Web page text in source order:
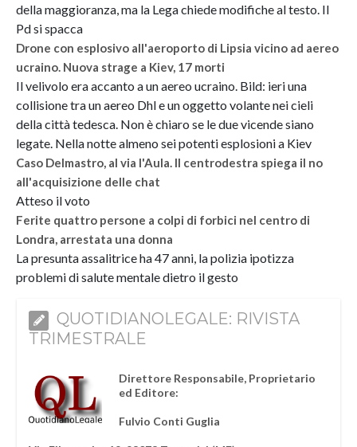
della maggioranza, ma la Lega chiede modifiche al testo. Il
Pd si spacca
Drone con esplosivo all'aeroporto di Lipsia vicino ad aereo
ucraino. Nuova strage a Kiev, 17 morti
Il velivolo era accanto a un aereo ucraino. Bild: ieri una
collisione tra un aereo Dhl e un oggetto volante nei cieli
della città tedesca. Non è chiaro se le due vicende siano
legate. Nella notte almeno sei potenti esplosioni a Kiev
Caso Delmastro, al via l'Aula. Il centrodestra spiega il no
all'acquisizione delle chat
Atteso il voto
Ferite quattro persone a colpi di forbici nel centro di
Londra, arrestata una donna
La presunta assalitrice ha 47 anni, la polizia ipotizza
problemi di salute mentale dietro il gesto
QUOTIDIANOLEGALE: RIVISTA
TRIMESTRALE
Direttore Responsabile, Proprietario
ed Editore:
Fulvio Conti Guglia